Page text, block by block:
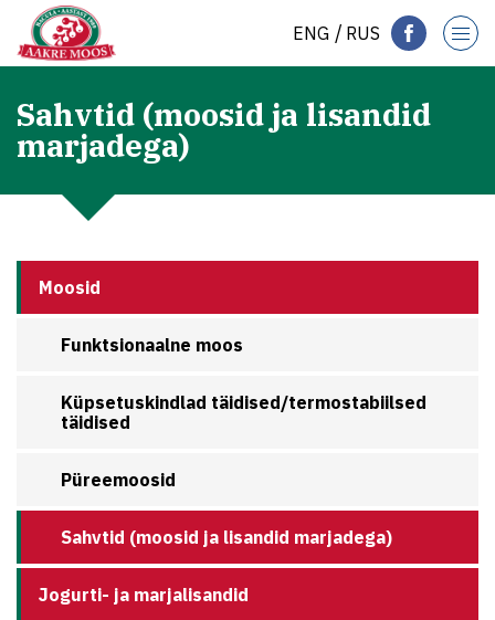
ENG RUS
Sahvtid (moosid ja lisandid
marjadega)
Moosid
Funktsionaalne moos
Küpsetuskindlad täidised/termostabiilsed
täidised
Püreemoosid
Sahvtid (moosid ja lisandid marjadega)
Jogurti- ja marjalisandid